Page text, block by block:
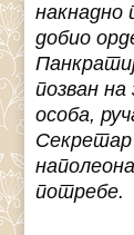
накнадно
добио
позван
особа,
Секретар
потребе.